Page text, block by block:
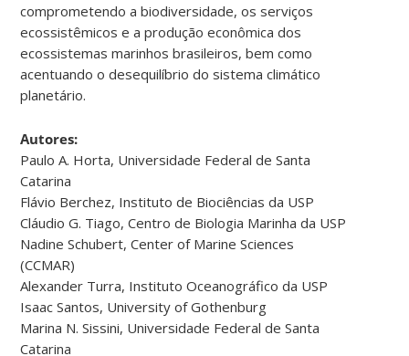
comprometendo a biodiversidade, os serviços
ecossistêmicos e a produção econômica dos
ecossistemas marinhos brasileiros, bem como
acentuando o desequilíbrio do sistema climático
planetário.
Autores:
Paulo A. Horta, Universidade Federal de Santa
Catarina
Flávio Berchez, Instituto de Biociências da USP
Cláudio G. Tiago, Centro de Biologia Marinha da USP
Nadine Schubert, Center of Marine Sciences
(CCMAR)
Alexander Turra, Instituto Oceanográfico da USP
Isaac Santos, University of Gothenburg
Marina N. Sissini, Universidade Federal de Santa
Catarina